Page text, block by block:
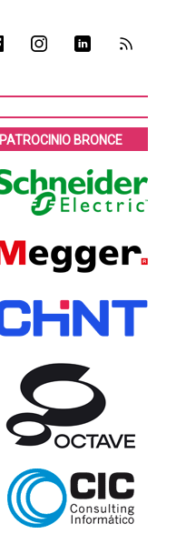
PATROCINIO BRONCE